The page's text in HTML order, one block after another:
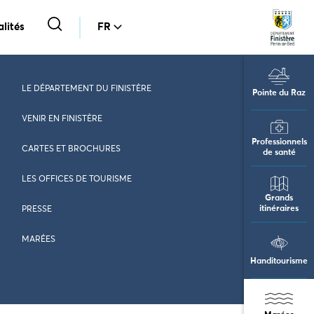
FR
Pointe du Raz
Professionnels
de santé
Grands
itinéraires
Handitourisme
LE DÉPARTEMENT DU FINISTÈRE
VENIR EN FINISTÈRE
CARTES ET BROCHURES
LES OFFICES DE TOURISME
PRESSE
MARÉES